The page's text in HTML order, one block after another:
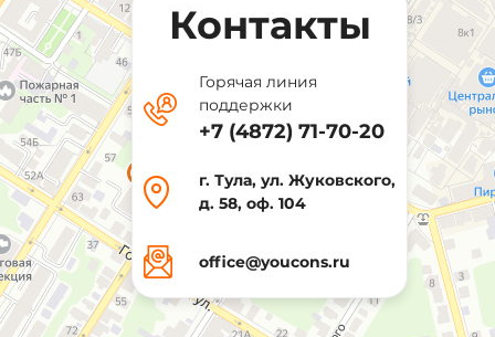
Контакты
Горячая линия
поддержки
+7 (4872) 71-70-20
г. Тула, ул. Жуковского,
д. 58, оф. 104
office@youcons.ru